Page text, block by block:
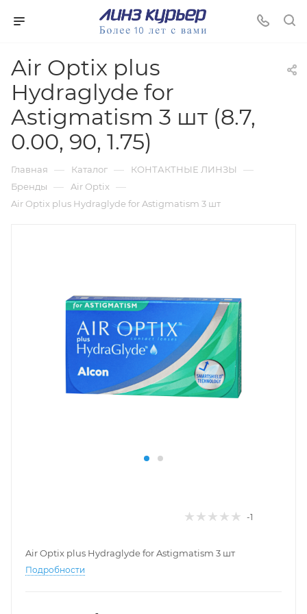
Air Optix plus
Hydraglyde for
Astigmatism 3 шт (8.7,
0.00, 90, 1.75)
Главная — Каталог — КОНТАКТНЫЕ ЛИНЗЫ —
Бренды — Air Optix —
Air Optix plus Hydraglyde for Astigmatism 3 шт
-1
Air Optix plus Hydraglyde for Astigmatism 3 шт
Подробности